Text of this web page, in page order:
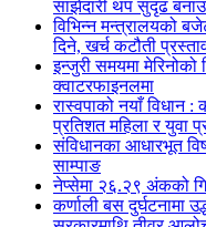
साझेदारी थप सुदृढ
विभिन्न मन्त्रालयको
दिने, खर्च कटौती
इन्जुरी समयमा मेरिनोको
क्वाटरफाइनलमा
रास्वपाको नयाँ विधान
प्रतिशत महिला र युवा
संविधानका आधारभूत
साम्पाङ
नेप्सेमा २६.२९ अंकको
कर्णाली बस दुर्घटनामा